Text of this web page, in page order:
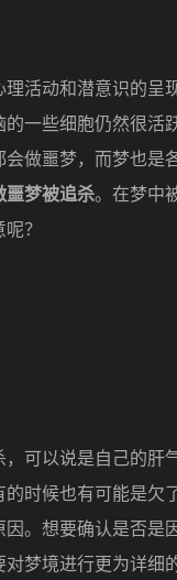
活动和潜意识的呈
的一些细胞仍然很活
做噩梦，而梦也是
噩梦被追杀。在梦中
？
可以说是自己的肝
时候也有可能是欠
。想要确认是否是
梦境进行更为详细